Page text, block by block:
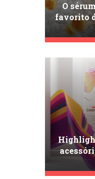
O
favorito
para